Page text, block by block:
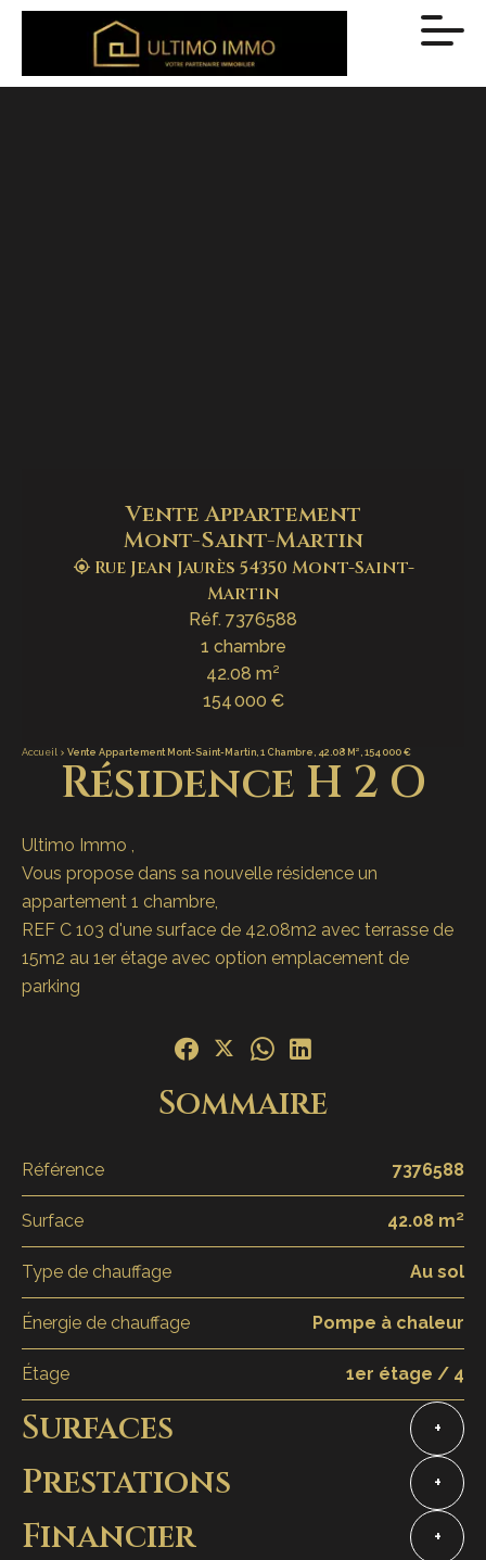
Vente Appartement
Mont-Saint-Martin
Rue Jean Jaurès 54350 Mont-Saint-
Martin
Réf. 7376588
1 chambre
42.08 m²
154 000 €
Accueil Vente Appartement Mont-Saint-Martin, 1 Chambre, 42.08 M², 154 000 €
Résidence H 2 O
Ultimo Immo ,
Vous propose dans sa nouvelle résidence un
appartement 1 chambre,
REF C 103 d'une surface de 42.08m2 avec terrasse de
15m2 au 1er étage avec option emplacement de
parking
Sommaire
Référence 7376588
Surface 42.08 m²
Type de chauffage Au sol
Énergie de chauffage Pompe à chaleur
Étage 1er étage / 4
Surfaces +
Prestations +
Financier +